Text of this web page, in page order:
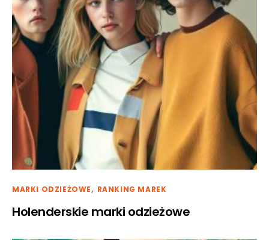
MARKI ODZIEŻOWE RANKING MAREK
Holenderskie marki odzieżowe